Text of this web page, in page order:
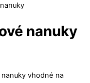
nanuky
vhodné na